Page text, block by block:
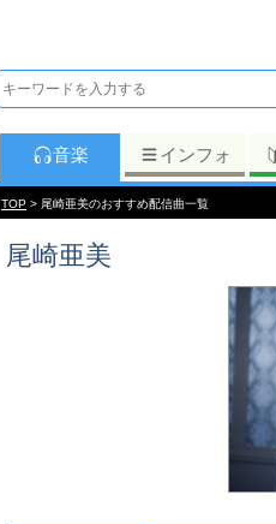
音楽 インフォ
TOP > 尾崎亜美のおすすめ配信曲一覧
尾崎亜美